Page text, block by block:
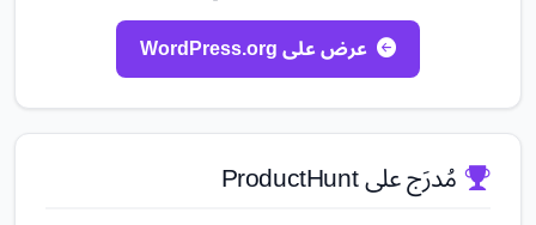
عرض على WordPress.org
مُدرَج على ProductHunt